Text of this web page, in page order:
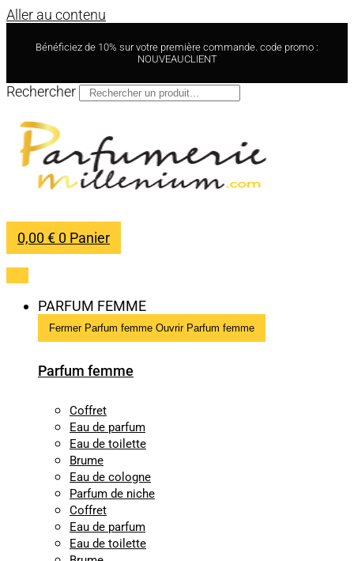
Aller au contenu
Bénéficiez de 10% sur votre première commande. code promo :
NOUVEAUCLIENT
Rechercher
0,00€ 0 Panier
PARFUM FEMME
Fermer Parfum femme Ouvrir Parfum femme
Parfum femme
Coffret
Eau de parfum
Eau de toilette
Brume
Eau de cologne
Parfum de niche
Coffret
Eau de parfum
Eau de toilette